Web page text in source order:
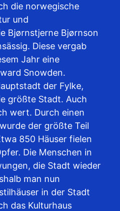
die norwegische
und
Bjørnstjerne Bjørnson
Diese vergab
Jahr eine
Snowden.
der Fylke,
größte Stadt. Auch
wert. Durch einen
der größte Teil
850 Häuser fielen
Die Menschen in
die Stadt wieder
man nun
in der Stadt
das Kulturhaus